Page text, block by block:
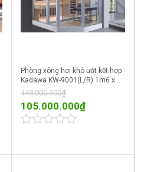
Phòng xông hơi khô ướt kết hợp
Kadawa KW-9001(L/R) 1m6 x
1m2
148.000.000₫
105.000.000₫
of